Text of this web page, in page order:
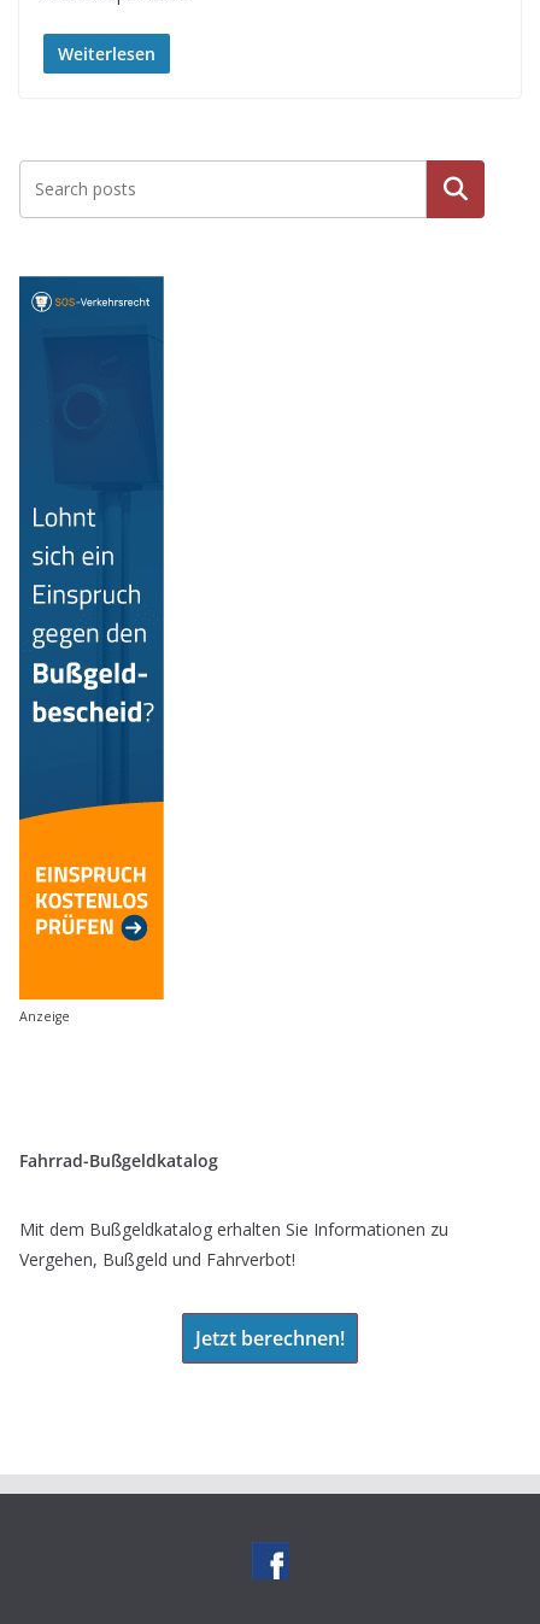
Weiterlesen
Suche
Anzeige
Fahrrad-Bußgeldkatalog
Mit dem Bußgeldkatalog erhalten Sie Informationen zu
Vergehen, Bußgeld und Fahrverbot!
Jetzt berechnen!